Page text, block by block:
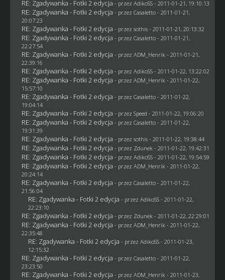
RE: Zgadywanka - Fotki 2 edycja - przez AdikoSS - 2011-01-21, 19:10:13
RE: Zgadywanka - Fotki 2 edycja - przez Casaletto- 2011-01-21,
20:07:23
RE: Zgadywanka - Fotki 2 edycja - przez sothis- 2011-01-21, 20:13:32
RE: Zgadywanka - Fotki 2 edycja - przez Casaletto- 2011-01-21,
22:27:54
RE: Zgadywanka - Fotki 2 edycja - przez ADM_Henrik- 2011-01-21,
22:39:16
RE: Zgadywanka - Fotki 2 edycja - przez AdikoSS - 2011-01-22, 13:22:02
RE: Zgadywanka - Fotki 2 edycja - przez ADM_Henrik- 2011-01-22,
15:57:10
RE: Zgadywanka - Fotki 2 edycja - przez Casaletto- 2011-01-22,
19:04:14
RE: Zgadywanka - Fotki 2 edycja - przez Speed - 2011-01-22, 19:06:20
RE: Zgadywanka - Fotki 2 edycja - przez Casaletto- 2011-01-22,
19:31:39
RE: Zgadywanka - Fotki 2 edycja - przez sothis- 2011-01-22, 19:38:44
RE: Zgadywanka - Fotki 2 edycja - przez Zdunek- 2011-01-22, 19:42:31
RE: Zgadywanka - Fotki 2 edycja - przez AdikoSS - 2011-01-22, 19:54:59
RE: Zgadywanka - Fotki 2 edycja - przez ADM_Henrik- 2011-01-22,
20:24:14
RE: Zgadywanka - Fotki 2 edycja - przez Casaletto- 2011-01-22,
21:56:04
RE: Zgadywanka - Fotki 2 edycja - przez AdikoSS - 2011-01-22,
22:23:10
RE: Zgadywanka - Fotki 2 edycja - przez Zdunek- 2011-01-22, 22:29:01
RE: Zgadywanka - Fotki 2 edycja - przez ADM_Henrik- 2011-01-22,
22:35:48
RE: Zgadywanka - Fotki 2 edycja - przez AdikoSS - 2011-01-23,
12:15:32
RE: Zgadywanka - Fotki 2 edycja - przez Casaletto- 2011-01-22,
23:23:50
RE: Zgadywanka - Fotki 2 edycja - przez ADM_Henrik- 2011-01-23,